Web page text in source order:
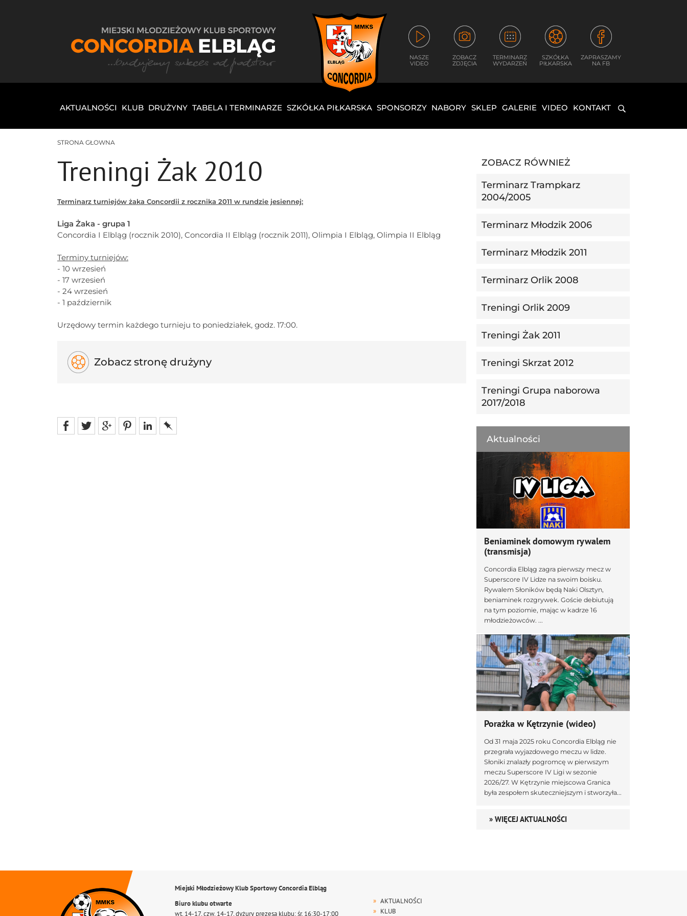
NASZE
VIDEO
ZOBACZ
ZDJĘCIA
TERMINARZ
WYDARZEŃ
SZKÓŁKA
PIŁKARSKA
ZAPRASZAMY
NA FB
AKTUALNOŚCI KLUB DRUŻYNY TABELA I TERMINARZE SZKÓŁKA PIŁKARSKA SPONSORZY NABORY SKLEP GALERIE VIDEO KONTAKT
STRONA GŁOWNA
Treningi Żak 2010
Terminarz turniejów żaka Concordii z rocznika 2011 w rundzie jesiennej:
Liga Żaka - grupa 1
Concordia I Elbląg (rocznik 2010), Concordia II Elbląg (rocznik 2011), Olimpia I Elbląg, Olimpia II Elbląg
Terminy turniejów:
- 10 wrzesień
- 17 wrzesień
- 24 wrzesień
- 1 październik
Urzędowy termin każdego turnieju to poniedziałek, godz. 17:00.
Zobacz stronę drużyny
ZOBACZ RÓWNIEŻ
Terminarz Trampkarz
2004/2005
Terminarz Młodzik 2006
Terminarz Młodzik 2011
Terminarz Orlik 2008
Treningi Orlik 2009
Treningi Żak 2011
Treningi Skrzat 2012
Treningi Grupa naborowa
2017/2018
Aktualności
Beniaminek domowym rywalem
(transmisja)
Concordia Elbląg zagra pierwszy mecz w
Superscore IV Lidze na swoim boisku.
Rywalem Słoników będą Naki Olsztyn,
beniaminek rozgrywek. Goście debiutują
na tym poziomie, mając w kadrze 16
młodzieżowców. ...
Porażka w Kętrzynie (wideo)
Od 31 maja 2025 roku Concordia Elbląg nie
przegrała wyjazdowego meczu w lidze.
Słoniki znalazły pogromcę w pierwszym
meczu Superscore IV Ligi w sezonie
2026/27. W Kętrzynie miejscowa Granica
była zespołem skuteczniejszym i stworzyła...
» WIĘCEJ AKTUALNOŚCI
Miejski Młodzieżowy Klub Sportowy Concordia Elbląg
Biuro klubu otwarte
wt. 14-17, czw. 14-17, dyżury prezesa klubu: śr. 16:30-17:00
AKTUALNOŚCI
KLUB